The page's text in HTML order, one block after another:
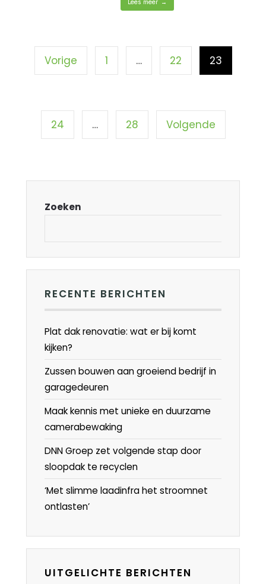
→
Vorige 1 … 22 23
24 … 28 Volgende
Zoeken
RECENTE BERICHTEN
Plat dak renovatie: wat er bij komt
kijken?
Zussen bouwen aan groeiend bedrijf in
garagedeuren
Maak kennis met unieke en duurzame
camerabewaking
DNN Groep zet volgende stap door
sloopdak te recyclen
‘Met slimme laadinfra het stroomnet
ontlasten’
UITGELICHTE BERICHTEN